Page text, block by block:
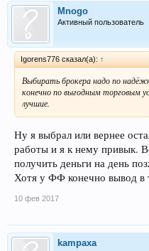
Mnogo
Активный пользователь
Igorens776 сказал(а): ↑
Выбирать брокера надо по
конечно по выгодным торговым
лучшие.
Ну я выбрал или вернее
работы и я к нему привык.
получить деньги на день
Хотя у ФФ конечно вывод в
10 фев 2017
kampaxa